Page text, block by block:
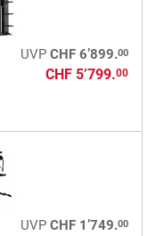
UVP CHF 6’899.00
CHF 5’799.00
UVP CHF 1’749.00